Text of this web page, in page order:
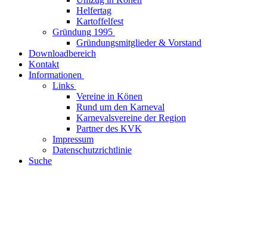
Helfertag
Kartoffelfest
Gründung 1995
Gründungsmitglieder & Vorstand
Downloadbereich
Kontakt
Informationen
Links
Vereine in Könen
Rund um den Karneval
Karnevalsvereine der Region
Partner des KVK
Impressum
Datenschutzrichtlinie
Suche